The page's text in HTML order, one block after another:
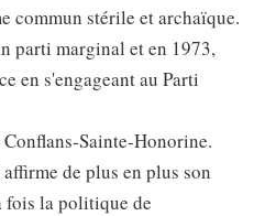
commun stérile et archaïque.
parti marginal et en 1973,
en s'engageant au Parti
Sainte-Honorine.
de plus en plus son
fois la politique de